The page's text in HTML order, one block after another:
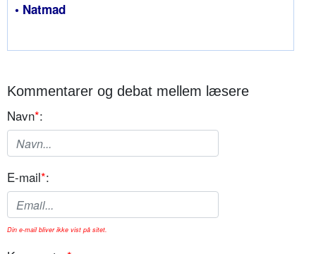
• Natmad
Kommentarer og debat mellem læsere
Navn*:
E-mail*:
Din e-mail bliver ikke vist på sitet.